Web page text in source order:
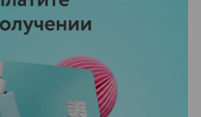
РЕКЛАМА НА САЙТЕ